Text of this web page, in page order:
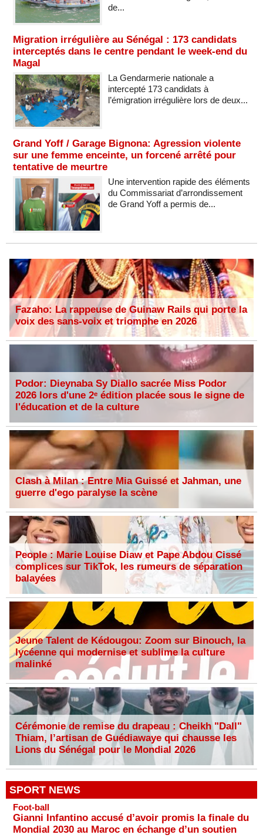
de...
Migration irrégulière au Sénégal : 173 candidats
interceptés dans le centre pendant le week-end du
Magal
La Gendarmerie nationale a
intercepté 173 candidats à
l’émigration irrégulière lors de deux...
Grand Yoff / Garage Bignona: Agression violente
sur une femme enceinte, un forcené arrêté pour
tentative de meurtre
Une intervention rapide des éléments
du Commissariat d’arrondissement
de Grand Yoff a permis de...
Fazaho: La rappeuse de Guinaw Rails qui porte la
voix des sans-voix et triomphe en 2026
Podor: Dieynaba Sy Diallo sacrée Miss Podor
2026 lors d'une 2ᵉ édition placée sous le signe de
l'éducation et de la culture
Clash à Milan : Entre Mia Guissé et Jahman, une
guerre d'ego paralyse la scène
People : Marie Louise Diaw et Pape Abdou Cissé
complices sur TikTok, les rumeurs de séparation
balayées
Jeune Talent de Kédougou: Zoom sur Binouch, la
lycéenne qui modernise et sublime la culture
malinké
Cérémonie de remise du drapeau : Cheikh "Dall"
Thiam, l’artisan de Guédiawaye qui chausse les
Lions du Sénégal pour le Mondial 2026
SPORT NEWS
Foot-ball
Gianni Infantino accusé d’avoir promis la finale du
Mondial 2030 au Maroc en échange d’un soutien